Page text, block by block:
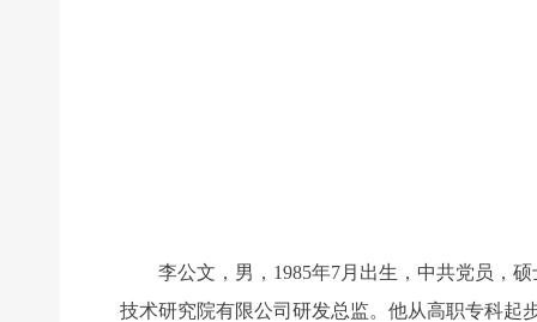
李公文，男，1985年7月出生，中共党员，硕
技术研究院有限公司研发总监。他从高职专科起